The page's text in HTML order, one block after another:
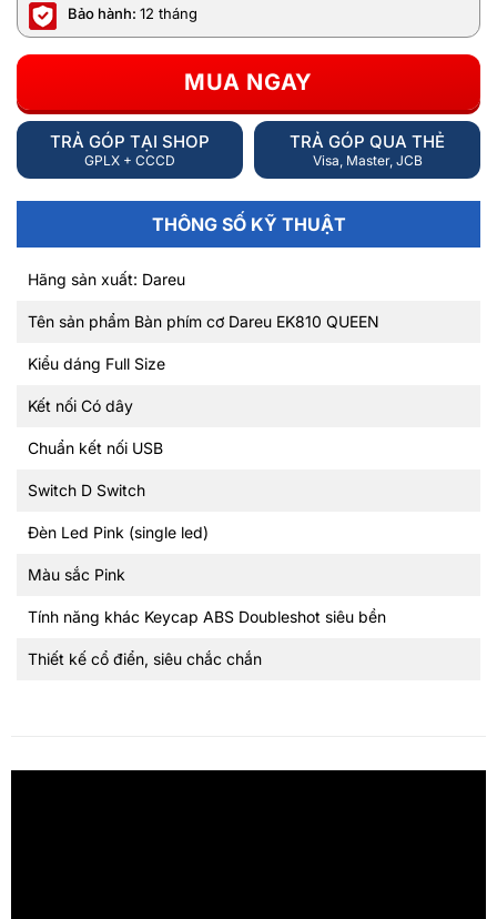
Bảo hành: 12 tháng
MUA NGAY
TRẢ GÓP TẠI SHOP
GPLX + CCCD
TRẢ GÓP QUA THẺ
Visa, Master, JCB
THÔNG SỐ KỸ THUẬT
Hãng sản xuất: Dareu
Tên sản phẩm Bàn phím cơ Dareu EK810 QUEEN
Kiểu dáng Full Size
Kết nối Có dây
Chuẩn kết nối USB
Switch D Switch
Đèn Led Pink (single led)
Màu sắc Pink
Tính năng khác Keycap ABS Doubleshot siêu bền
Thiết kế cổ điển, siêu chắc chắn